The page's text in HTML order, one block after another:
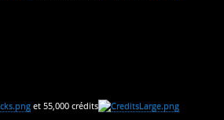
et 55,000 crédits